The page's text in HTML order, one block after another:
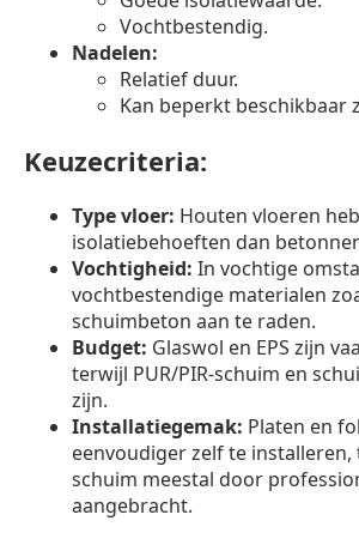
Vochtbestendig.
Nadelen:
Relatief duur.
Kan beperkt beschikbaar
Keuzecriteria:
Type vloer: Houten vloeren
isolatiebehoeften dan
Vochtigheid: In vochtige
vochtbestendige materialen
schuimbeton aan te raden.
Budget: Glaswol en EPS zijn
terwijl PUR/PIR-schuim en
zijn.
Installatiegemak: Platen en
eenvoudiger zelf te
schuim meestal door
aangebracht.